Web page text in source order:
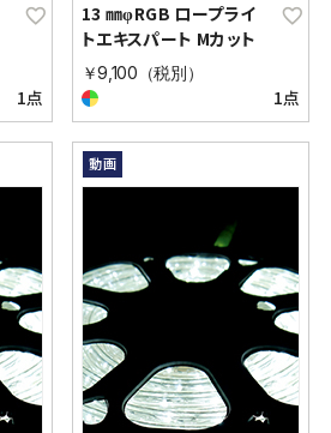
1点
13 ㎜φRGB ロープライ
トエキスパート Mカット
￥9,100（税別）
1点
動画